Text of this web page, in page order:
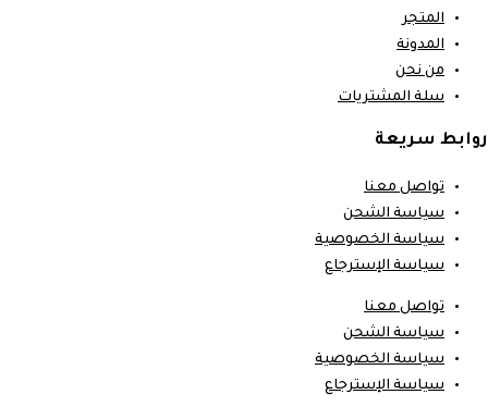
المتجر
المدونة
من نحن
سلة المشتريات
روابط سريعة
تواصل معنا
سياسة الشحن
سياسة الخصوصية
سياسة الإسترجاع
تواصل معنا
سياسة الشحن
سياسة الخصوصية
سياسة الإسترجاع